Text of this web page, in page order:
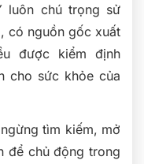
luôn chú trọng sử
có nguồn gốc xuất
được kiểm định
cho sức khỏe của
tìm kiếm, mở
để chủ động trong